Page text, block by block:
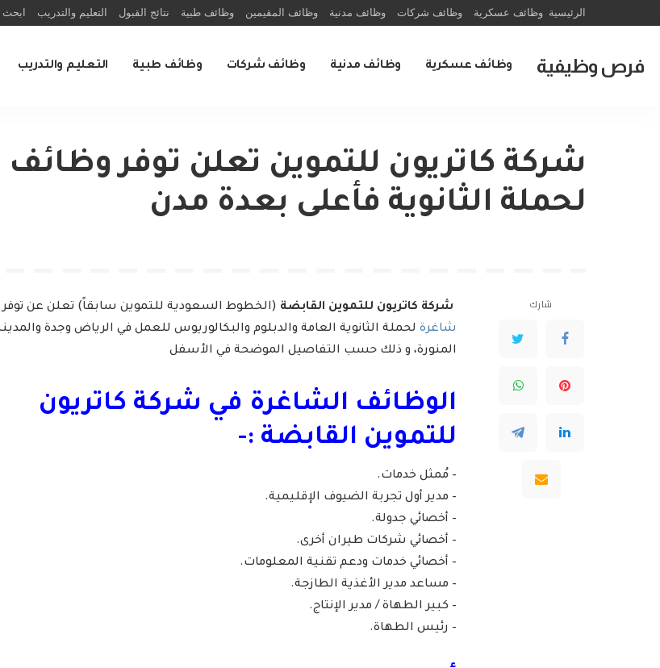
الرئيسية وظائف عسكرية وظائف شركات وظائف مدنية وظائف المقيمين وظائف طبية نتائج القبول التعليم والتدريب
فرص وظيفية وظائف عسكرية وظائف مدنية وظائف شركات وظائف طبية التعليم والتدريب
شركة كاتريون للتموين تعلن توفر وظائف
لحملة الثانوية فأعلى بعدة مدن
شارك شركة كاتريون للتموين القابضة (الخطوط السعودية للتموين سابقاً) تعلن عن توفر
شاغرة لحملة الثانوية العامة والدبلوم والبكالوريوس للعمل في الرياض وجدة
المنورة، و ذلك حسب التفاصيل الموضحة في الأسفل
الوظائف الشاغرة في شركة كاتريون
للتموين القابضة :-
– مُمثل خدمات.
– مدير أول تجربة الضيوف الإقليمية.
– أخصائي جدولة.
– أخصائي شركات طيران أخرى.
– أخصائي خدمات ودعم تقنية المعلومات.
– مساعد مدير الأغذية الطازجة.
– كبير الطهاة / مدير الإنتاج.
– رئيس الطهاة.